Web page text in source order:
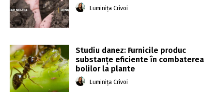
Luminița Crivoi
Studiu danez: Furnicile produc
substanțe eficiente în combaterea
bolilor la plante
Luminița Crivoi